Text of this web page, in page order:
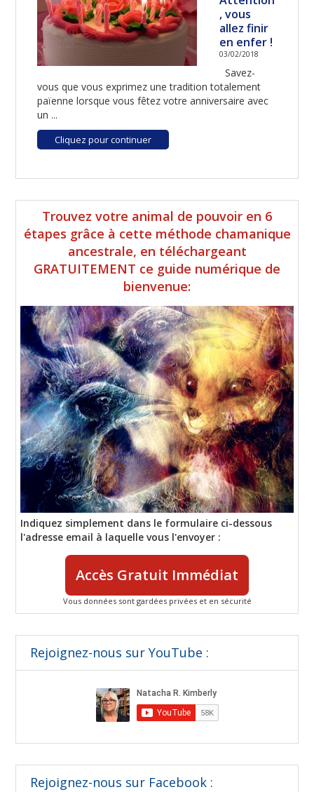
, vous
allez finir
en enfer !
03/02/2018
Savez-
vous que vous exprimez une tradition totalement
païenne lorsque vous fêtez votre anniversaire avec
un ...
Cliquez pour continuer
Barre
latérale
principale
Trouvez votre animal de pouvoir en 6
étapes grâce à cette méthode chamanique
ancestrale, en téléchargeant
GRATUITEMENT ce guide numérique de
bienvenue:
Indiquez simplement dans le formulaire ci-dessous
l'adresse email à laquelle vous l'envoyer :
Accès Gratuit Immédiat
Vous données sont gardées privées et en sécurité
Rejoignez-nous sur YouTube :
Rejoignez-nous sur Facebook :